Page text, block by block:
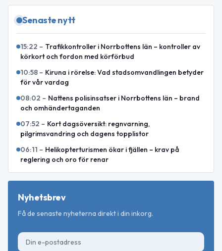
Senaste nytt
15:22 – Trafikkontroller i Norrbottens län – kontroller av
körkort och fordon med körförbud
10:58 – Kiruna i rörelse: Vad stadsomvandlingen betyder
för vår vardag
08:02 – Nattens polisinsatser i Norrbottens län – brand
och omhändertaganden
07:52 – Kort dagsöversikt: regnvarning,
pilgrimsvandring och dagens topplistor
06:11 – Helikopterturismen ökar i fjällen – krav på
reglering och oro för renar
Nyhetsbrev
Få de senaste nyheterna direkt i din inkorg.